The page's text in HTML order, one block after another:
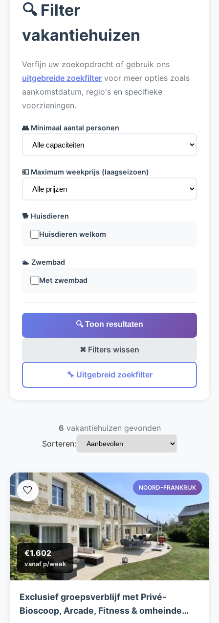
🔍 Filter
vakantiehuizen
Verfijn uw zoekopdracht of gebruik ons
uitgebreide zoekfilter voor meer opties zoals
aankomstdatum, regio's en specifieke
voorzieningen.
👥 Minimaal aantal personen
💶 Maximum weekprijs (laagseizoen)
🐕 Huisdieren
Huisdieren welkom
🏊 Zwembad
Met zwembad
🔍 Toon resultaten
✖ Filters wissen
🔧 Uitgebreid zoekfilter
6 vakantiehuizen gevonden
Sorteren:
NOORD-FRANKRIJK
€1.602
vanaf p/week
🤍
Exclusief groepsverblijf met Privé-
Bioscoop, Arcade, Fitness & omheinde